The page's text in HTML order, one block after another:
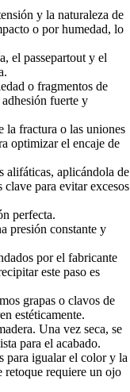
y la naturaleza de
o por humedad, lo
el passepartout y el
o fragmentos de
fuerte y
la fractura o las uniones
optimizar el encaje de
alifáticas, aplicándola de
para evitar excesos
perfecta.
presión constante y
por el fabricante
este paso es
grapas o clavos de
estéticamente.
Una vez seca, se
para el acabado.
para igualar el color y la
retoque requiere un ojo